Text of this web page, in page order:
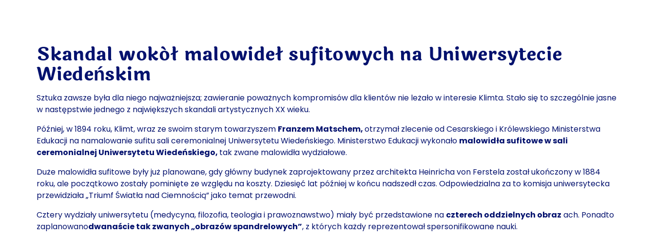
Skandal wokół malowideł sufitowych na Uniwersytecie
Wiedeńskim
Sztuka zawsze była dla niego najważniejsza; zawieranie poważnych kompromisów dla klientów nie leżało w interesie Klimta. Stało się to szczególnie jasne
w następstwie jednego z największych skandali artystycznych XX wieku.
Później, w 1894 roku, Klimt, wraz ze swoim starym towarzyszem Franzem Matschem,otrzymał zlecenie od Cesarskiego i Królewskiego Ministerstwa
Edukacji na namalowanie sufitu sali ceremonialnej Uniwersytetu Wiedeńskiego. Ministerstwo Edukacji wykonało malowidła sufitowe w sali
ceremonialnej Uniwersytetu Wiedeńskiego, tak zwane malowidła wydziałowe.
Duże malowidła sufitowe były już planowane, gdy główny budynek zaprojektowany przez architekta Heinricha von Ferstela został ukończony w 1884
roku, ale początkowo zostały pominięte ze względu na koszty. Dziesięć lat później w końcu nadszedł czas. Odpowiedzialna za to komisja uniwersytecka
przewidziała „Triumf Światła nad Ciemnością” jako temat przewodni.
Cztery wydziały uniwersytetu (medycyna, filozofia, teologia i prawoznawstwo) miały być przedstawione na czterech oddzielnych obraz ach. Ponadto
zaplanowanodwanaście tak zwanych „obrazów spandrelowych”, z których każdy reprezentował spersonifikowane nauki.